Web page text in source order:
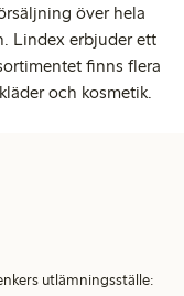
över hela
Lindex erbjuder ett
finns flera
och kosmetik.
utlämningsställe: